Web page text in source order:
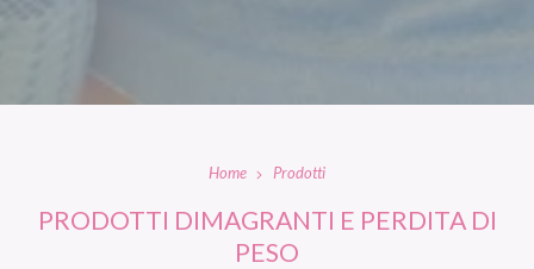
Home Prodotti
PRODOTTI DIMAGRANTI E PERDITA DI
PESO